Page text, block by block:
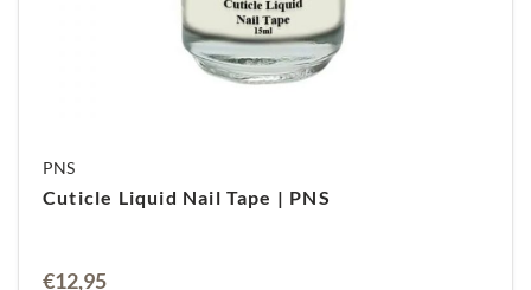
PNS
Cuticle Liquid Nail Tape | PNS
€12,95